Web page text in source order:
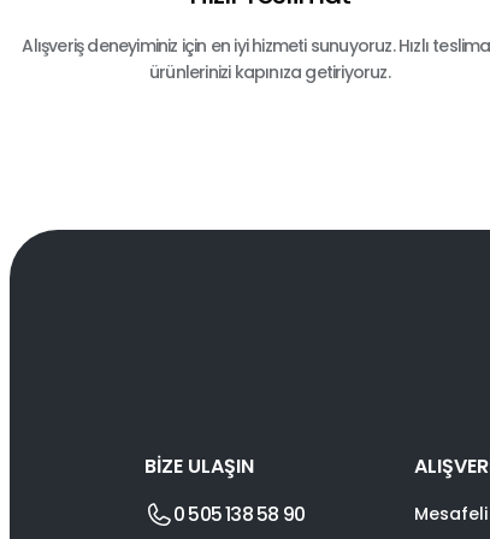
Alışveriş deneyiminiz için en iyi hizmeti sunuyoruz. Hızlı
ürünlerinizi kapınıza getiriyoruz.
BİZE ULAŞIN
0 505 138 58 90
Mesafeli